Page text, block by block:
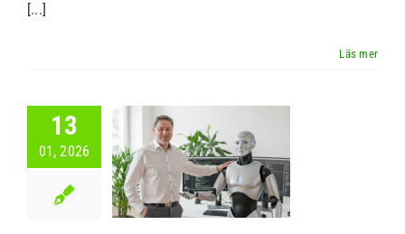
[...]
13
01, 2026
gjort mig
– det
mig
på de